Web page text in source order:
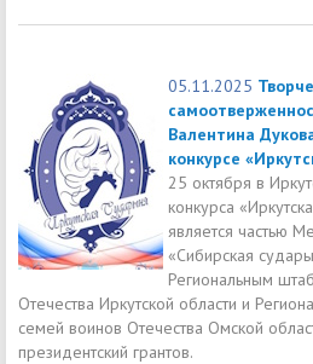
05.11.2025
Валентина
конкурсе
25 октября в
конкурса
является частью
«Сибирская
Региональным
Отечества Иркутской области и
семей воинов Отечества Омской
президентский грантов.